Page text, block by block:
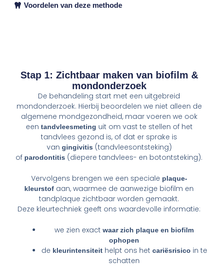
Voordelen van deze methode
Stap 1: Zichtbaar maken van biofilm &
mondonderzoek
De behandeling start met een uitgebreid
mondonderzoek. Hierbij beoordelen we niet alleen de
algemene mondgezondheid, maar voeren we ook
een tandvleesmeting uit om vast te stellen of het
tandvlees gezond is, of dat er sprake is
van gingivitis (tandvleesontsteking)
of parodontitis (diepere tandvlees- en botontsteking).
Vervolgens brengen we een speciale plaque-
kleurstof aan, waarmee de aanwezige biofilm en
tandplaque zichtbaar worden gemaakt.
Deze kleurtechniek geeft ons waardevolle informatie:
we zien exact waar zich plaque en biofilm
ophopen
de kleurintensiteithelpt ons het cariësrisico in te
schatten